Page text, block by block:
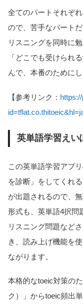
全てのパートそれぞ
ので、苦手なパート
リスニングを同時に
「どこでも受けられ
んで、本番のために
【参考リンク：
英単語学習えい
この英単語学習アプ
を診断」をしてくれ
が出題されるので、
形式も、英単語4択問
リスニング問題など
き、読み上げ機能を
ながります。
本格的なtoeic対策の
ク）」からtoeic頻出